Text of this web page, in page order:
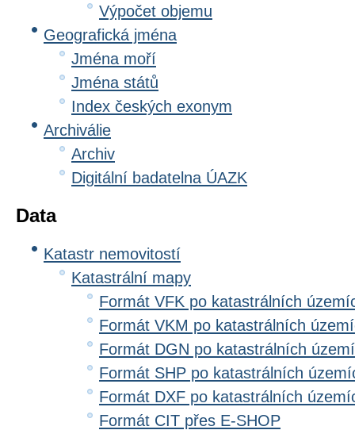
Výpočet objemu
Geografická jména
Jména moří
Jména států
Index českých exonym
Archiválie
Archiv
Digitální badatelna ÚAZK
Data
Katastr nemovitostí
Katastrální mapy
Formát VFK po katastrálních
Formát VKM po katastrálních
Formát DGN po katastrálních
Formát SHP po katastrálních
Formát DXF po katastrálních
Formát CIT přes E-SHOP